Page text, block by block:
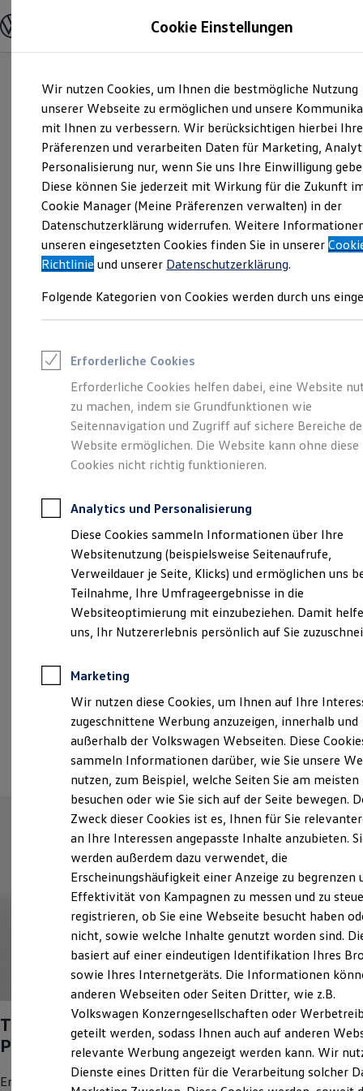
Hauptinhalt
springen
Footer
springen
Modelle und Konfigurator
Modelle vergleichen
Elektroautos
ENERGY Sondermodelle
Nutzfahrzeuge
SUV und CUV
Familienautos
Kombis
Kompaktwagen
Sportwagen
Schnell verfügbare Fahrzeuge
Angebote und Produkte
Aktuelle Angebote
E-Auto-Förderung
Volkswagen Marktplatz
Junge Gebrauchtwagen und Gebrauchtwagen
Saisonangebote
Leasing
Leasing-Angebote
Gebrauchtwagen Leasing
Junge Gebrauchtwagen-Leasing
Elektroauto Leasing
Kleinwagen-Leasing
Leasing ohne Anzahlung
Autokredit mit Schlussrate
Versicherungen und Garantien
Kfz-Versicherung
Restschuldversicherungen
Garantien
Wartungsverträge
Geschäftskunden
Professional Class bei Volkswagen
Großkunden
Behörden
Anpfiff zum Gewinn
Elektroautos
ID. Tutorials
Elektrofahrzeugkonzepte
Reichweite
Reichweite der ID. Modelle
Reichweite im Winter
Laden
Laden unterwegs
Laden Zuhause
Ladezeitensimulator
Batterie
Sicherheit
Garantie und Lebensdauer
Nachhaltigkeit
Technologie
Kosten und Kauf
Verbrauchskosten
Kaufoptionen
E-Auto-Förderung
Software und Konnektivität
Die ID. Software 6
ID. Software Versionen und Updates
Digitale Extras
Schnittstellen zu Ihrem ID.
Abenteuer Leben. Der
Tiguan ENERGY
(Impressum & Rechtliches)
Tiguan ENERGY1,5 l eTSI OPF 96 kW (130
PS
) 7-Gang-Doppelkupplungsgetriebe DSG
Energieverbrauch kombiniert in l/100 km: 6,1; CO₂-Emissionen
Cookie Einstellungen
Wir nutzen Cookies, um Ihnen die bestmögliche Nutzung
unserer Webseite zu ermöglichen und unsere
mit Ihnen zu verbessern. Wir berücksichtigen hierbei Ihre
Präferenzen und verarbeiten Daten für Marketing,
Personalisierung nur, wenn Sie uns Ihre Einwilligung
Diese können Sie jederzeit mit Wirkung für die Zukunft
Cookie Manager (Meine Präferenzen verwalten) in der
Datenschutzerklärung widerrufen. Weitere
unseren eingesetzten Cookies finden Sie in unserer
Richtlinie und unserer Datenschutzerklärung.
Folgende Kategorien von Cookies werden durch uns
Erforderliche Cookies
Erforderliche Cookies helfen dabei, eine Website
zu machen, indem sie Grundfunktionen wie
Seitennavigation und Zugriff auf sichere Bereiche
Website ermöglichen. Die Website kann ohne diese
Cookies nicht richtig funktionieren.
Analytics und Personalisierung
Diese Cookies sammeln Informationen über Ihre
Websitenutzung (beispielsweise Seitenaufrufe,
Verweildauer je Seite, Klicks) und ermöglichen uns
Teilnahme, Ihre Umfrageergebnisse in die
Websiteoptimierung mit einzubeziehen. Damit
uns, Ihr Nutzererlebnis persönlich auf Sie
Marketing
Wir nutzen diese Cookies, um Ihnen auf Ihre
zugeschnittene Werbung anzuzeigen, innerhalb und
außerhalb der Volkswagen Webseiten. Diese
sammeln Informationen darüber, wie Sie unsere
nutzen, zum Beispiel, welche Seiten Sie am meisten
besuchen oder wie Sie sich auf der Seite bewegen.
Zweck dieser Cookies ist es, Ihnen für Sie
an Ihre Interessen angepasste Inhalte anzubieten.
werden außerdem dazu verwendet, die
Erscheinungshäufigkeit einer Anzeige zu begrenzen
Effektivität von Kampagnen zu messen und zu
registrieren, ob Sie eine Webseite besucht haben
nicht, sowie welche Inhalte genutzt worden sind.
basiert auf einer eindeutigen Identifikation Ihres
sowie Ihres Internetgeräts. Die Informationen
anderen Webseiten oder Seiten Dritter, wie z.B.
Volkswagen Konzerngesellschaften oder
geteilt werden, sodass Ihnen auch auf anderen
relevante Werbung angezeigt werden kann. Wir
Dienste eines Dritten für die Verarbeitung solcher